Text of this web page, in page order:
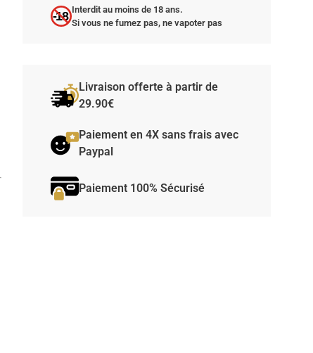
-18 Interdit au moins de 18 ans.
Si vous ne fumez pas, ne vapoter pas
Livraison offerte à partir de
29.90€
Paiement en 4X sans frais avec
Paypal
Paiement 100% Sécurisé